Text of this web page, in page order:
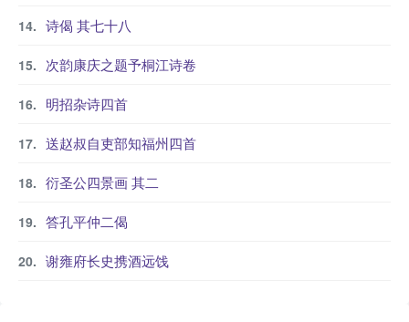
诗偈 其七十八
次韵康庆之题予桐江诗卷
明招杂诗四首
送赵叔自吏部知福州四首
衍圣公四景画 其二
答孔平仲二偈
谢雍府长史携酒远饯